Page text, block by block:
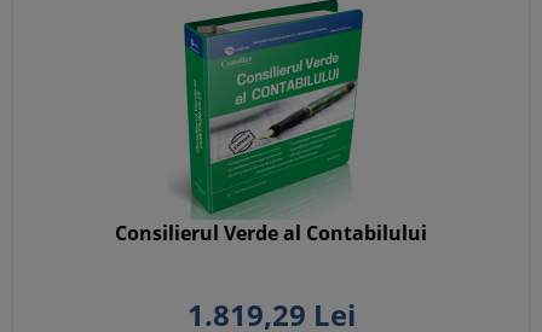
Consilierul Verde al Contabilului
1.819,29 Lei